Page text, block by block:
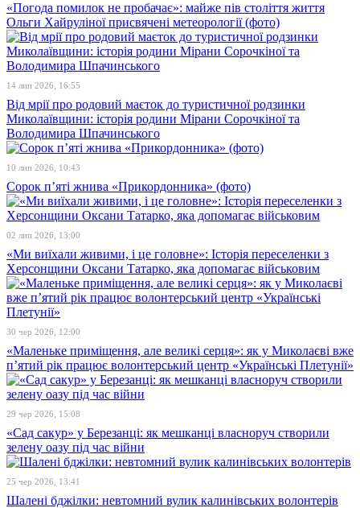
«Погода помилок не пробачає»: майже пів століття життя
Ольги Хайруліної присвячені метеорології (фото)
14 лип 2026, 16:55
Від мрії про родовий маєток до туристичної родзинки
Миколаївщини: історія родини Мірани Сорочкіної та
Володимира Шпачинського
10 лип 2026, 10:43
Сорок п’яті жнива «Прикордонника» (фото)
02 лип 2026, 13:00
«Ми виїхали живими, і це головне»: Історія переселенки з
Херсонщини Оксани Татарко, яка допомагає військовим
30 чер 2026, 12:00
«Маленьке приміщення, але великі серця»: як у Миколаєві вже
п’ятий рік працює волонтерський центр «Українські Плетунії»
29 чер 2026, 15:08
«Сад сакур» у Березанці: як мешканці власноруч створили
зелену оазу під час війни
25 чер 2026, 13:41
Шалені бджілки: невтомний вулик калинівських волонтерів